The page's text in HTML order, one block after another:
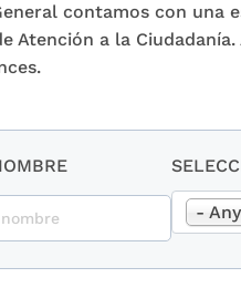
contamos con
Atención a la
-